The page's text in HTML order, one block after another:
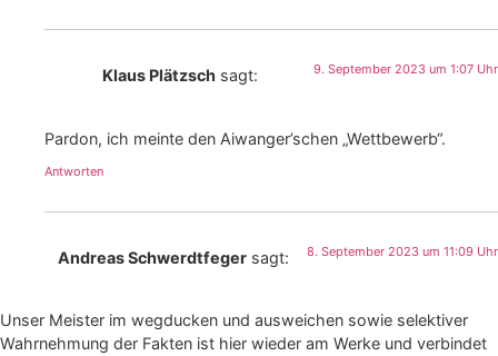
Klaus Plätzsch sagt: 9. September 2023 um 1:07 Uhr
Pardon, ich meinte den Aiwanger’schen „Wettbewerb“.
Antworten
Andreas Schwerdtfeger sagt: 8. September 2023 um 11:09 Uhr
Unser Meister im wegducken und ausweichen sowie selektiver
Wahrnehmung der Fakten ist hier wieder am Werke und verbindet